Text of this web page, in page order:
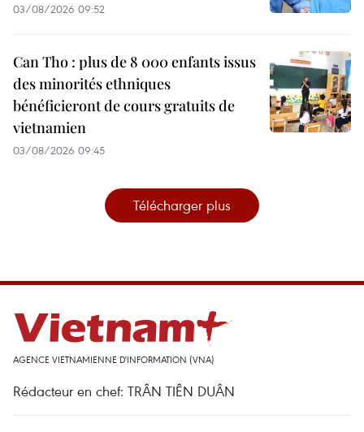
03/08/2026 09:52
Can Tho : plus de 8 000 enfants issus
des minorités ethniques
bénéficieront de cours gratuits de
vietnamien
03/08/2026 09:45
Télécharger plus
AGENCE VIETNAMIENNE D'INFORMATION (VNA)
Rédacteur en chef: TRÂN TIÊN DUÂN